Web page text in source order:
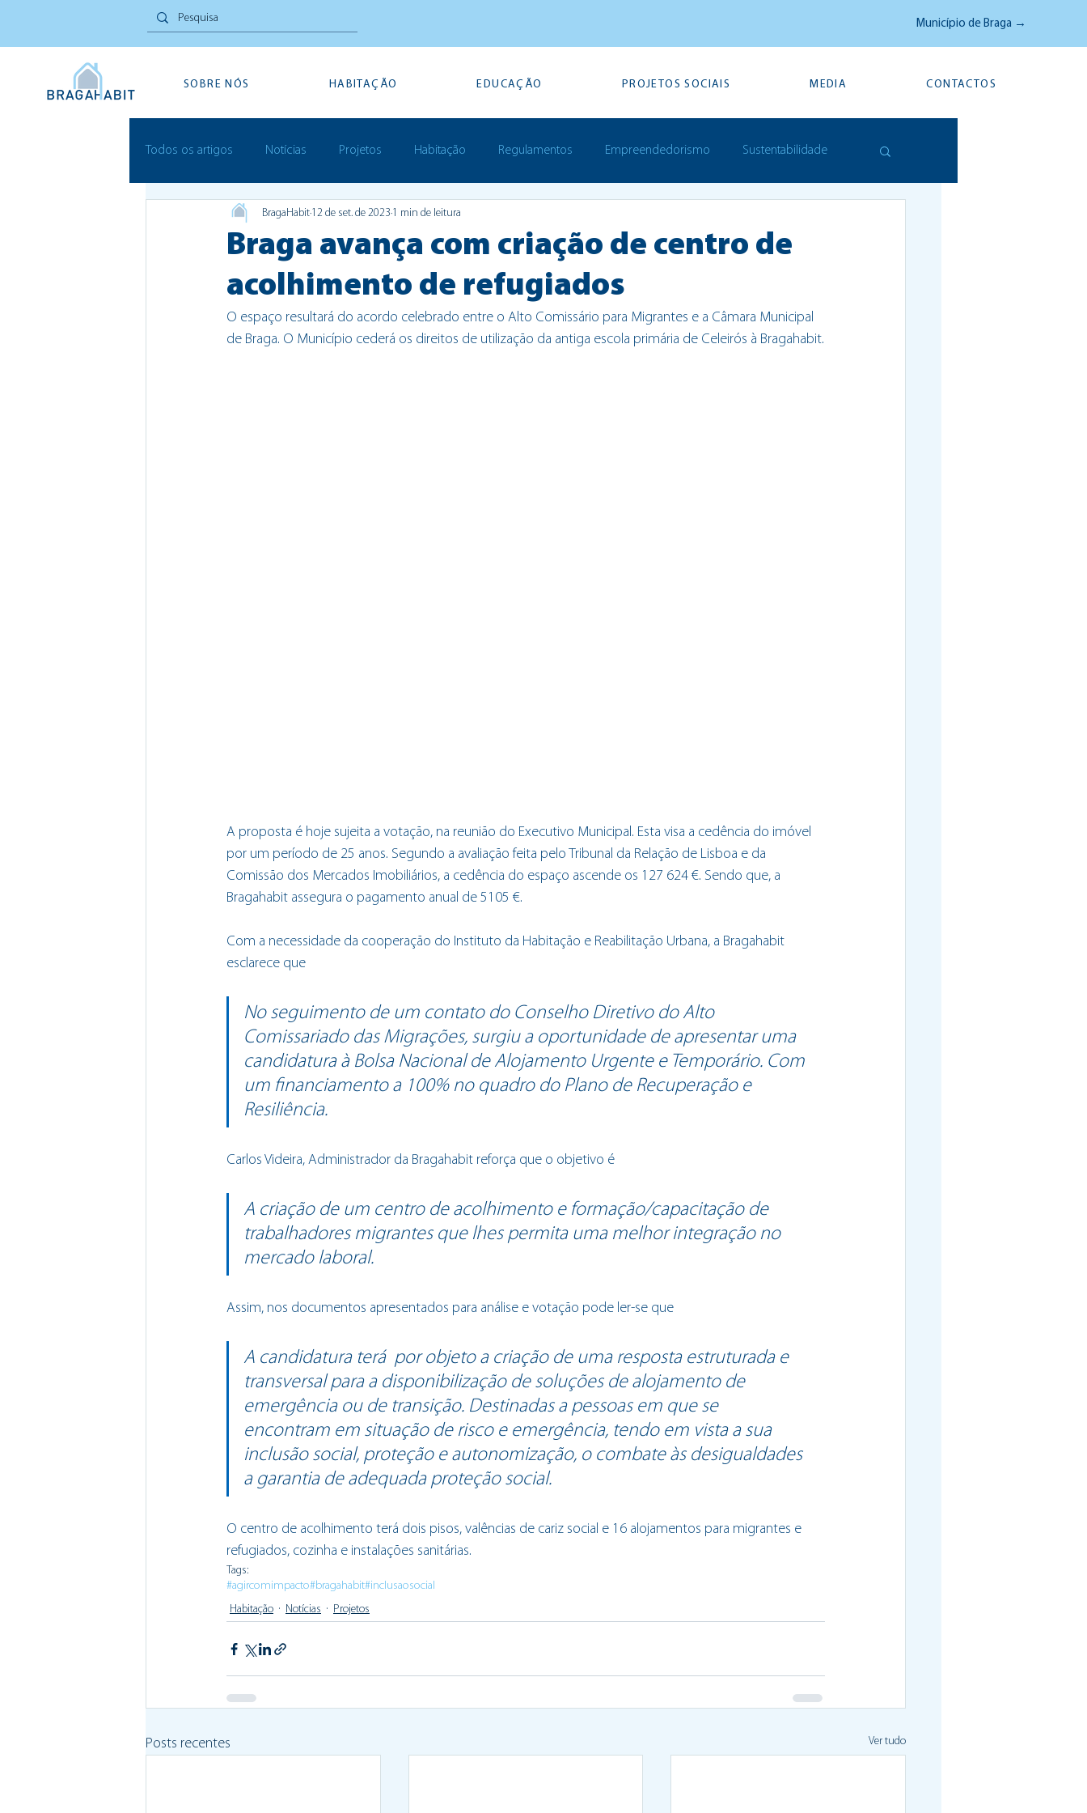
Município de Braga →
SOBRE NÓS HABITAÇÃO EDUCAÇÃO PROJETOS SOCIAIS MEDIA CONTACTOS
Todos os artigos Notícias Projetos Habitação Regulamentos Empreendedorismo Sustentabilidade
Inovação Social Festivais Prémios
Braga avança com criação de centro de
acolhimento de refugiados
BragaHabit 12 de set. de 2023 1 min de leitura
O espaço resultará do acordo celebrado entre o Alto Comissário para Migrantes e a Câmara Municipal
de Braga. O Município cederá os direitos de utilização da antiga escola primária de Celeirós à Bragahabit.
A proposta é hoje sujeita a votação, na reunião do Executivo Municipal. Esta visa a cedência do imóvel
por um período de 25 anos. Segundo a avaliação feita pelo Tribunal da Relação de Lisboa e da
Comissão dos Mercados Imobiliários, a cedência do espaço ascende os 127 624 €. Sendo que, a
Bragahabit assegura o pagamento anual de 5105 €.
Com a necessidade da cooperação do Instituto da Habitação e Reabilitação Urbana, a Bragahabit
esclarece que
No seguimento de um contato do Conselho Diretivo do Alto
Comissariado das Migrações, surgiu a oportunidade de apresentar uma
candidatura à Bolsa Nacional de Alojamento Urgente e Temporário. Com
um financiamento a 100% no quadro do Plano de Recuperação e
Resiliência.
Carlos Videira, Administrador da Bragahabit reforça que o objetivo é
A criação de um centro de acolhimento e formação/capacitação de
trabalhadores migrantes que lhes permita uma melhor integração no
mercado laboral.
Assim, nos documentos apresentados para análise e votação pode ler-se que
A candidatura terá  por objeto a criação de uma resposta estruturada e
transversal para a disponibilização de soluções de alojamento de
emergência ou de transição. Destinadas a pessoas em que se
encontram em situação de risco e emergência, tendo em vista a sua
inclusão social, proteção e autonomização, o combate às desigualdades
a garantia de adequada proteção social.
O centro de acolhimento terá dois pisos, valências de cariz social e 16 alojamentos para migrantes e
refugiados, cozinha e instalações sanitárias.
Tags:
#agircomimpacto#bragahabit#inclusaosocial
Habitação
Notícias Projetos
Posts recentes Ver tudo